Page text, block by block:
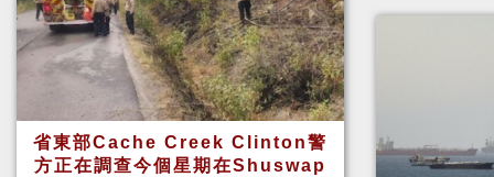
省東部Cache Creek Clinton警
方正在調查今個星期在Shuswap